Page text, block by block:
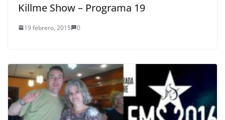
Killme Show – Programa 19
19 febrero, 2015 0